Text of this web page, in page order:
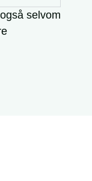
selvom